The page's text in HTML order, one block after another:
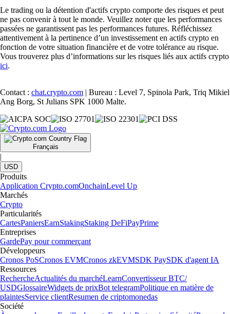
Le trading ou la détention d'actifs crypto comporte des risques et peut
ne pas convenir à tout le monde. Veuillez noter que les performances
passées ne garantissent pas les performances futures. Réfléchissez
attentivement à la pertinence d’un investissement en actifs crypto en
fonction de votre situation financière et de votre tolérance au risque.
Vous trouverez plus d’informations sur les risques liés aux actifs crypto
ici.
Contact : chat.crypto.com | Bureau : Level 7, Spinola Park, Triq Mikiel
Ang Borg, St Julians SPK 1000 Malte.
Français
|
USD
Produits
Application Crypto.comOnchainLevel Up
Marchés
Crypto
Particularités
CartesPaniersEarnStakingStaking DeFiPayPrime
Entreprises
GardePay pour commerçant
Développeurs
Cronos PoSCronos EVMCronos zkEVMSDK PaySDK d'agent IA
Ressources
RechercheActualités du marchéLearnConvertisseur BTC/
USDGlossaireWidgets de prixBot telegramPolitique en matière de
plaintesService clientResumen de criptomonedas
Société